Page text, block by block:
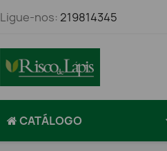
Ligue-nos: 219814345
CATÁLOGO